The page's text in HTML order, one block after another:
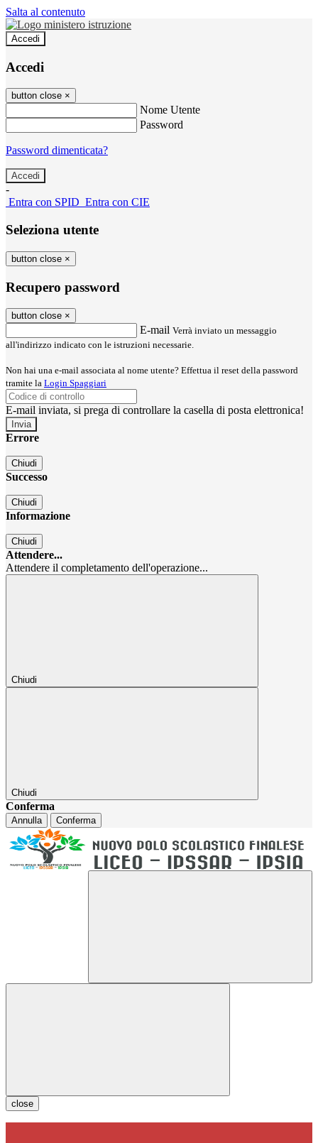
Salta al contenuto
Accedi
Accedi
button close ×
Nome Utente
Password
Password dimenticata?
-
Entra con SPID Entra con CIE
Seleziona utente
button close ×
Recupero password
button close ×
E-mail Verrà inviato un messaggio
all'indirizzo indicato con le istruzioni necessarie.
Non hai una e-mail associata al nome utente? Effettua il reset della password
tramite la Login Spaggiari
E-mail inviata, si prega di controllare la casella di posta elettronica!
Errore
Chiudi
Successo
Chiudi
Informazione
Chiudi
Attendere...
Attendere il completamento dell'operazione...
Chiudi
Chiudi
Conferma
Annulla Conferma
close